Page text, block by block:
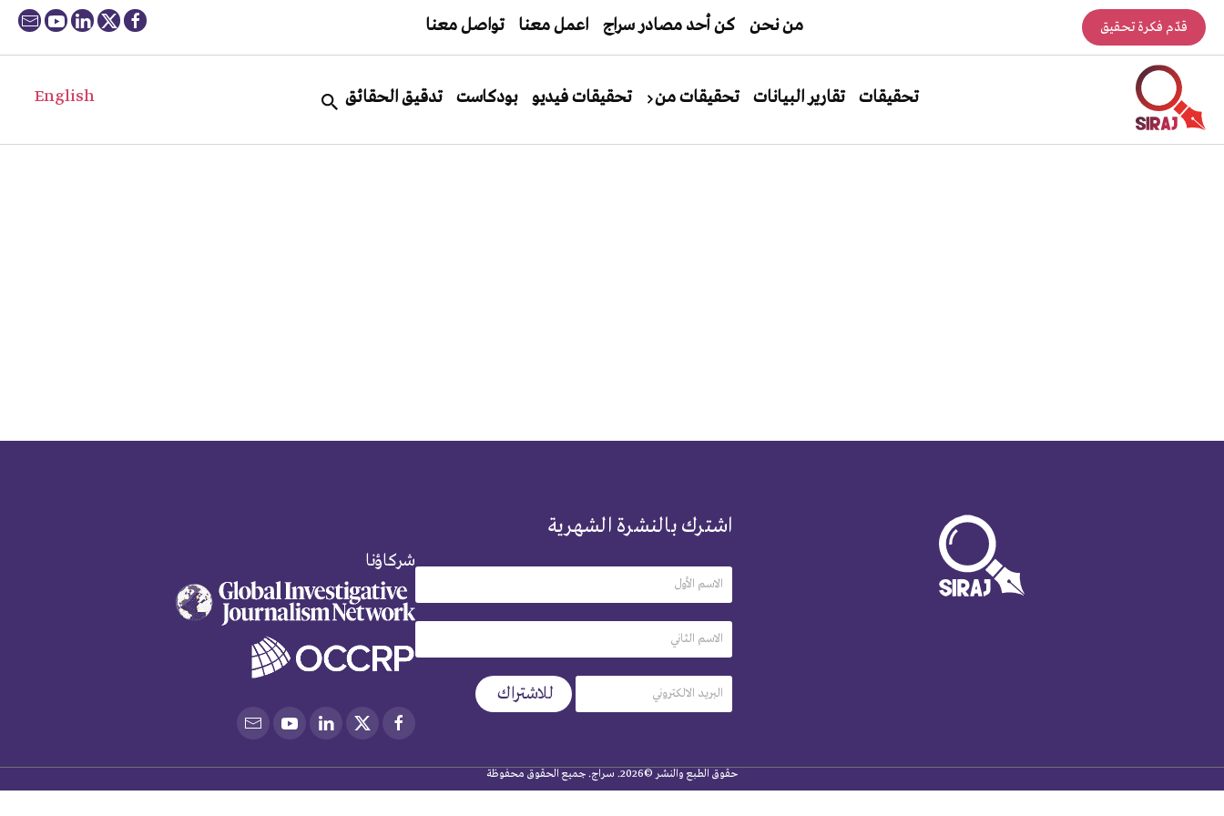
قدّم فكرة تحقيق من نحن كن أحد مصادر سراج اعمل معنا تواصل معنا
تحقيقات تقارير البيانات تحقيقات من تحقيقات فيديو بودكاست تدقيق الحقائق English
اشترك بالنشرة الشهرية
شركاؤنا
حقوق الطبع والنشر ©2026. سراج. جميع الحقوق محفوظة